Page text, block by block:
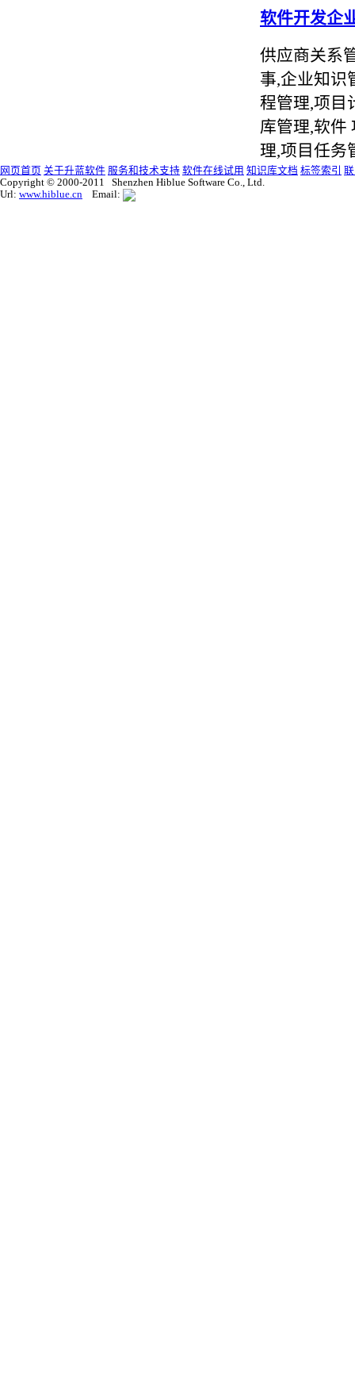
软件开发企
供应商关系
事,企业知识
程管理,项目
库管理,软件
理,项目任务
网页首页 关于升蓝软件 服务和技术支持 软件在线试用 知识库文档 标签索引
Copyright © 2000-2011 Shenzhen Hiblue Software Co., Ltd.
Url: www.hiblue.cn Email: